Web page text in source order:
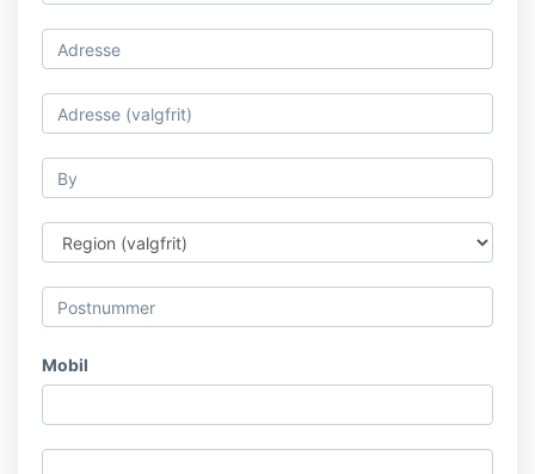
Mobil